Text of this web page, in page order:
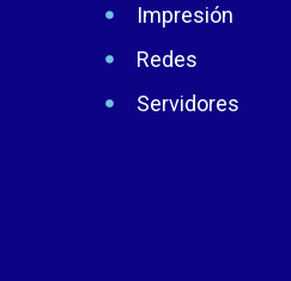
Impresión
Redes
Servidores